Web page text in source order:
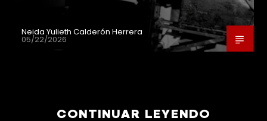
Neida Yulieth Calderón Herrera
05/22/2026
CONTINUAR LEYENDO